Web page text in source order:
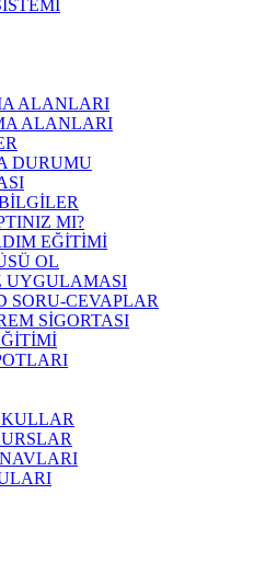
ALANLARI
ALANLARI
DURUMU
MI?
EĞİTİMİ
OL
UYGULAMASI
SORU-CEVAPLAR
SİGORTASI